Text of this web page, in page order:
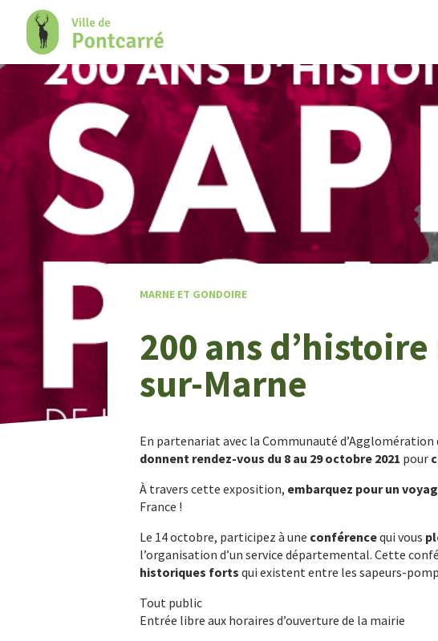
Confort +
MARNE ET GONDOIRE
200 ans
sur-Marne
En partenariat avec la Communauté
donnent rendez-vous du 8 au 29 octobre 2021 pour
À travers cette exposition, embarquez pour un
France !
Le 14 octobre, participez à une conférencequi vous
l’organisation d’un service départemental. Cette
historiques forts qui existent entre les sapeurs-
Tout public
Entrée libre aux horaires d’ouverture de la mairie